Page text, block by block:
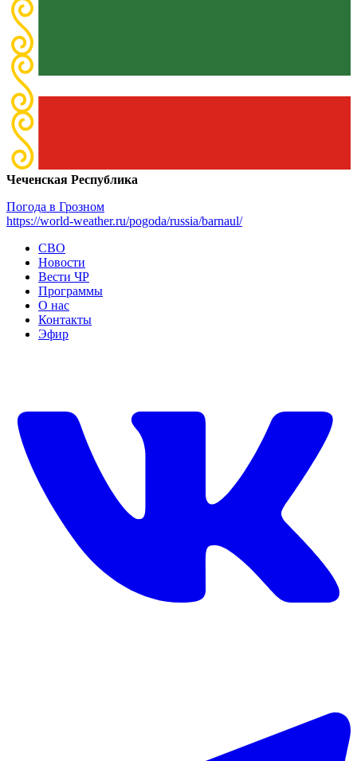
Чеченская Республика
Погода в Грозном
https://world-weather.ru/pogoda/russia/barnaul/
СВО
Новости
Вести ЧР
Программы
О нас
Контакты
Эфир